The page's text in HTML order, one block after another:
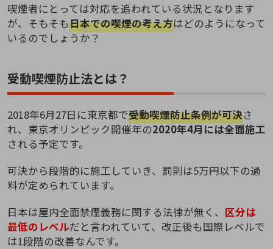
喫煙者にとっては対応を追われている状況となります
が、そもそも日本での喫煙の考え方はどのようになって
いるのでしょうか？
受動喫煙防止法とは？
2018年6月27日に東京都で受動喫煙防止条例が可決さ
れ、東京オリンピック開催年の2020年4月には全面施工
される予定です。
可決から段階的に施工していき、罰則は5万円以下の過
料が定められています。
日本は屋内全面禁煙義務に関する法律が無く、 区分は
最低のレベルだと言われていて、改正後も国際レベルで
は1段階の改善なんです。